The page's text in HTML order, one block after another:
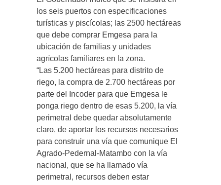
los seis puertos con especificaciones
turísticas y piscícolas; las 2500 hectáreas
que debe comprar Emgesa para la
ubicación de familias y unidades
agrícolas familiares en la zona.
“Las 5.200 hectáreas para distrito de
riego, la compra de 2.700 hectáreas por
parte del Incoder para que Emgesa le
ponga riego dentro de esas 5.200, la vía
perimetral debe quedar absolutamente
claro, de aportar los recursos necesarios
para construir una vía que comunique El
Agrado-Pedernal-Matambo con la vía
nacional, que se ha llamado vía
perimetral, recursos deben estar